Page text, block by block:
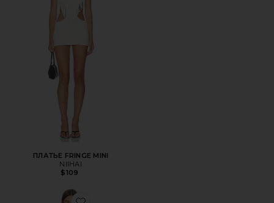
ПЛАТЬЕ FRINGE MINI
NIIHAI
$109